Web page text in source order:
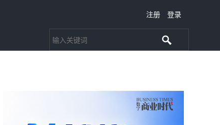
注册 登录